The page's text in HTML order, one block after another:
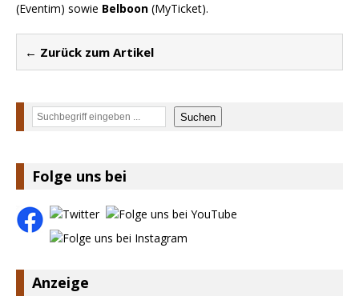
(Eventim) sowie Belboon (MyTicket).
← Zurück zum Artikel
Suchen Suchen
Folge uns bei
Anzeige